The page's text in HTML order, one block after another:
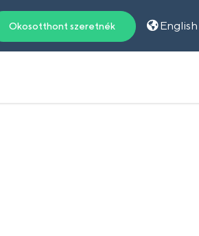
Okosotthont szeretnék English